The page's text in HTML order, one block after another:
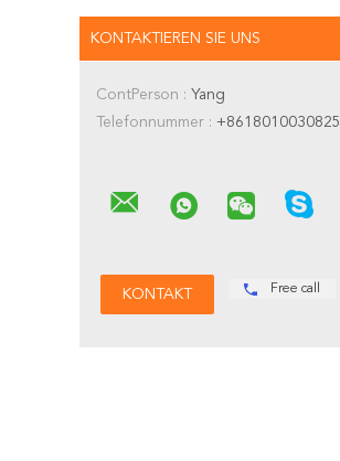
KONTAKTIEREN SIE UNS
ContPerson : Yang
Telefonnummer : +8618010030825
Free call